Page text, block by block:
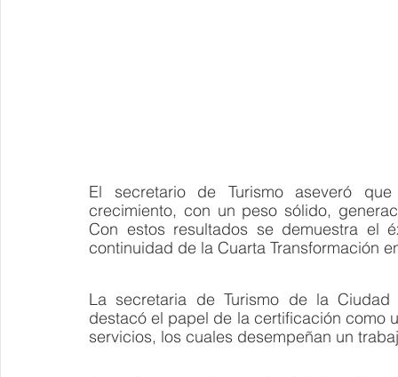
El secretario de Turismo aseveró
crecimiento, con un peso sólido,
Con estos resultados se demuestra el
continuidad de la Cuarta Transformación
La secretaria de Turismo de la
destacó el papel de la certificación como
servicios, los cuales desempeñan un